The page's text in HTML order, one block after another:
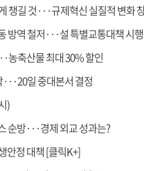
챙길 것···규제혁신 실질적 변화
방역 철저···설 특별교통대책 시행
농축산물 최대 30% 할인
일 중대본서 결정
)
순방···경제 외교 성과는?
안정 대책 [클릭K+]